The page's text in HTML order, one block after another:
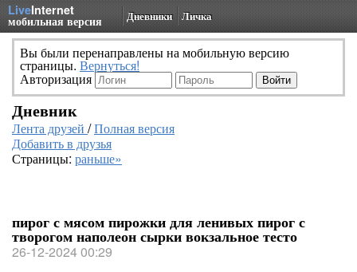
LiveInternet
мобильная версия Дневники Личка
Вы были перенаправлены на мобильную версию
страницы. Вернуться!
Авторизация
Дневник
Лента друзей /Полная версия
Добавить в друзья
Страницы: раньше»
пирог с мясом пирожки для ленивых пирог с
творогом наполеон сырки вокзальное тесто
26-12-2024 00:29